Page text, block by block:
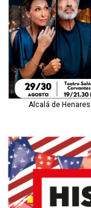
Alcalá de